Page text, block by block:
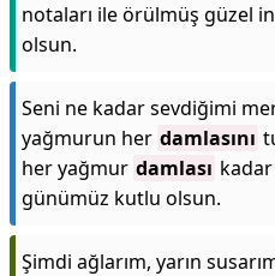
notaları ile örülmüş güzel
olsun.
Seni ne kadar sevdiğimi
yağmurun her damlasını
her yağmur damlası
günümüz kutlu olsun.
Şimdi ağlarım, yarın